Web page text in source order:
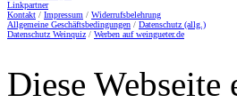
Linkpartner
Kontakt / Impressum / Widerrufsbelehrung
Allgemeine Geschäftsbedingungen / Datenschutz (allg.)
Datenschutz Weinquiz / Werben auf weingueter.de
Diese